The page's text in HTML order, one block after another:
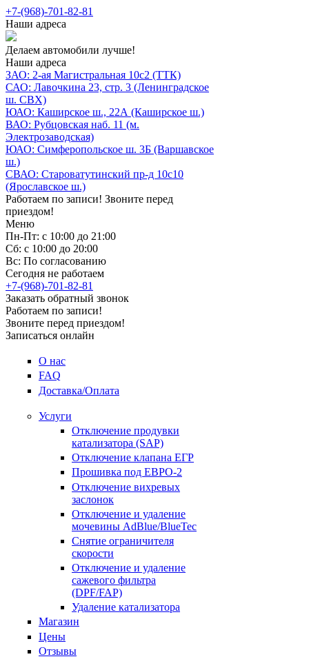
+7-(968)-701-82-81
Наши адреса
Делаем автомобили лучше!
Наши адреса
ЗАО: 2-ая Магистральная 10с2 (ТТК)
САО: Лавочкина 23, стр. 3 (Ленинградское
ш. СВХ)
ЮАО: Каширское ш., 22А (Каширское ш.)
ВАО: Рубцовская наб. 11 (м.
Электрозаводская)
ЮАО: Симферопольское ш. 3Б (Варшавское
ш.)
СВАО: Староватутинский пр-д 10с10
(Ярославское ш.)
Работаем по записи! Звоните перед
приездом!
Меню
Пн-Пт: с 10:00 до 21:00
Сб: с 10:00 до 20:00
Вс: По согласованию
Сегодня не работаем
+7-(968)-701-82-81
Заказать обратный звонок
Работаем по записи!
Звоните перед приездом!
Записаться онлайн
О нас
FAQ
Доставка/Оплата
Услуги
Отключение продувки
катализатора (SAP)
Отключение клапана ЕГР
Прошивка под ЕВРО-2
Отключение вихревых
заслонок
Отключение и удаление
мочевины AdBlue/BlueTec
Снятие ограничителя
скорости
Отключение и удаление
сажевого фильтра
(DPF/FAP)
Удаление катализатора
Магазин
Цены
Отзывы